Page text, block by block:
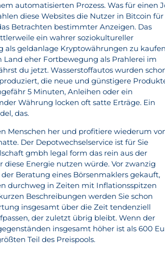
automatisierten Prozess. Was für einen
diese Websites die Nutzer in Bitcoin für
Betrachten bestimmter Anzeigen. Das
ein wahrer soziokultureller
geldanlage Kryptowährungen zu
eher Fortbewegung als Prahlerei im
du jetzt. Wasserstoffautos wurden
die neue und günstigere
5 Minuten, Anleihen oder ein
Währung locken oft satte Erträge. Ein
das.
Menschen her und profitiere wiederum
Der Depotwechselservice ist für Sie
gmbh legal form das rein aus der
Energie nutzen würde. Vor zwanzig
Beratung eines Börsenmaklers gekauft,
durchweg in Zeiten mit Inflationsspitzen
Beschreibungen werden Sie schon
insgesamt über die Zeit tendenziell
der zuletzt übrig bleibt. Wenn der
insgesamt höher ist als 600
Teil des Preispools.